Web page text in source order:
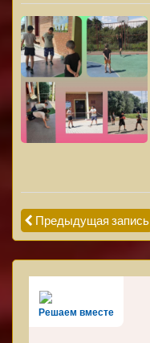
Предыдущая запись
Решаем вместе